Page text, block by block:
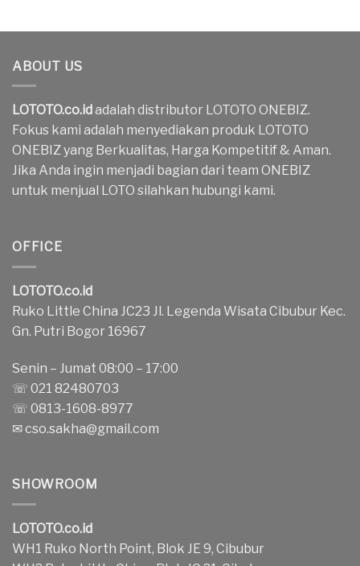
ABOUT US
LOTOTO.co.id adalah distributor LOTOTO ONEBIZ.
Fokus kami adalah menyediakan produk LOTOTO
ONEBIZ yang Berkualitas, Harga Kompetitif & Aman.
Jika Anda ingin menjadi bagian dari team ONEBIZ
untuk menjual LOTO silahkan hubungi kami.
OFFICE
LOTOTO.co.id
Ruko Little China JC23 Jl. Legenda Wisata Cibubur Kec.
Gn. Putri Bogor 16967
Senin – Jumat 08:00 – 17:00
☏ 021 82480703
☏ 0813-1608-8977
✉cso.sakha@gmail.com
SHOWROOM
LOTOTO.co.id
WH1 Ruko North Point, Blok JE 9, Cibubur